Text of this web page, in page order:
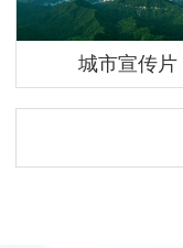
城市宣传片